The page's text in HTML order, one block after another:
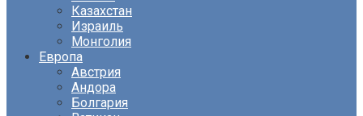
Казахстан
Израиль
Монголия
Европа
Австрия
Андора
Болгария